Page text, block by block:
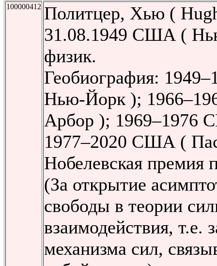
100000412 Политцер, Хью (
31.08.1949 США (
физик.
Геобиография:
Нью-Йорк );
Арбор ); 1969–1976
1977–2020 США (
Нобелевская премия
(За открытие
свободы в теории
взаимодействия, т.е.
механизма сил,